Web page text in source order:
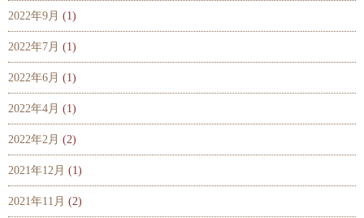
2022年9月 (1)
2022年7月 (1)
2022年6月 (1)
2022年4月 (1)
2022年2月 (2)
2021年12月 (1)
2021年11月 (2)